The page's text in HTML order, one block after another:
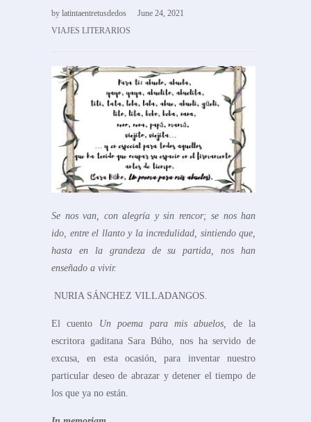
by latintaentretusdedos
June 24, 2021
VIAJES LITERARIOS
Se nos van, con alegría y sin rencor; se nos han
ido, entre el llanto y la incredulidad, sintiendo que,
hasta en la grandeza de su partida, nos han
enseñado a vivir.
NURIA SÁNCHEZ VILLADANGOS.
El cuento Un poema para mis abuelos, de la
escritora gaditana Sara Búho, nos ha servido de
excusa, en esta ocasión, para inventar nuestro
particular deseo de abrazar y detener el tiempo de
los que ya no están.